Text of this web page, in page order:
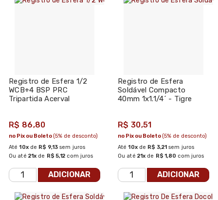
Registro de Esfera 1/2
WCB+4 BSP PRC
Tripartida Acerval
R$ 86,80
Até10xde R$ 9,13 sem juros
Ou até 21x de R$ 5,12 com juros
no Pix ou Boleto(5% de desconto)
ADICIONAR
Registro de Esfera
Soldável Compacto
40mm 1x1.1/4´ - Tigre
R$ 30,51
Até10xde R$ 3,21 sem juros
Ou até 21x de R$ 1,80 com juros
no Pix ou Boleto(5% de desconto)
ADICIONAR